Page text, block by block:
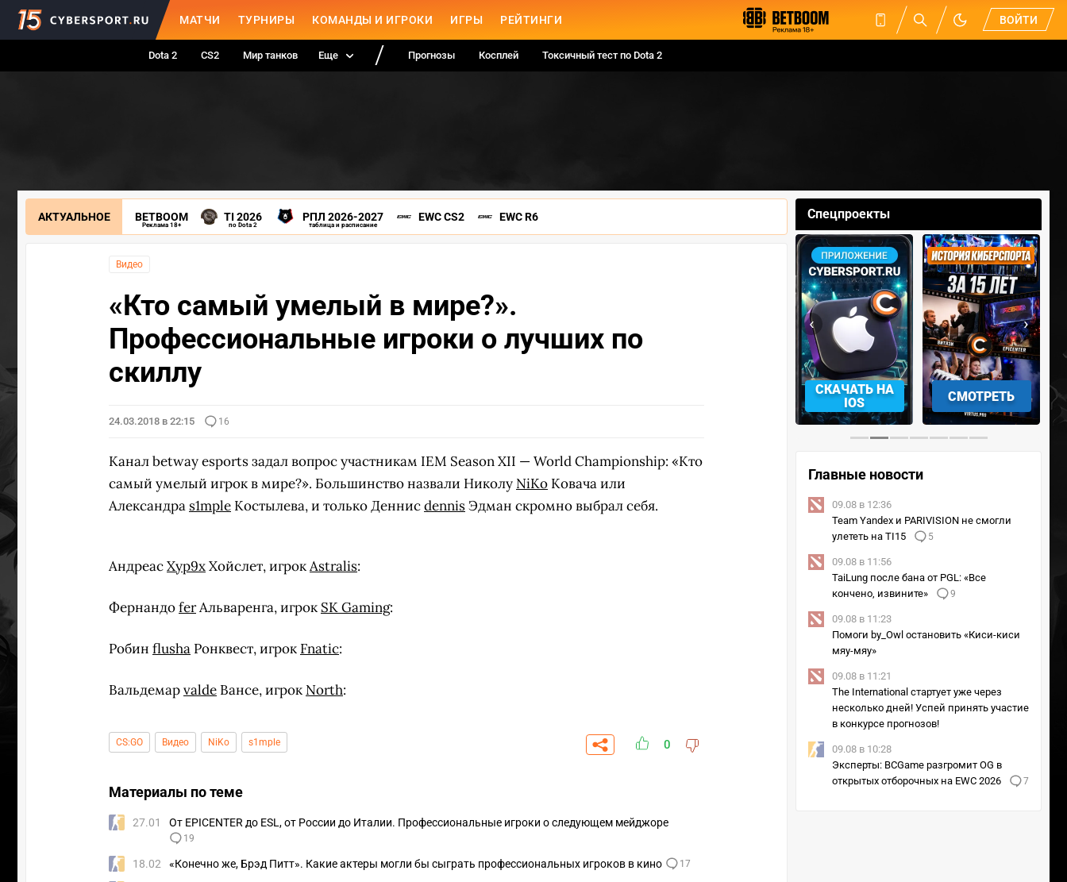
МАТЧИ ТУРНИРЫ КОМАНДЫ И ИГРОКИ ИГРЫ РЕЙТИНГИ ВОЙТИ
Dota 2 CS2 Мир танков Еще Прогнозы Косплей Токсичный тест по Dota 2
АКТУАЛЬНОЕ BETBOOM
Реклама 18+
TI 2026
по Dota 2
РПЛ 2026-2027
таблица и расписание
EWC CS2 EWC R6
Видео
«Кто самый умелый в мире?».
Профессиональные игроки о лучших по
скиллу
24.03.2018 в 22:15 16
Канал betway esports задал вопрос участникам IEM Season XII — World Championship: «Кто
самый умелый игрок в мире?». Большинство назвали Николу NiKo Ковача или
Александра s1mple Костылева, и только ДеннисdennisЭдман скромно выбрал себя.
АндреасXyp9xХойслет, игрокAstralis:
ФернандоferАльваренга, игрок SK Gaming:
Робин flusha Ронквест, игрок Fnatic:
Вальдемарvalde Вансе, игрок North:
CS:GO Видео NiKo s1mple 0
Материалы по теме
27.01 От EPICENTER до ESL, от России до Италии. Профессиональные игроки о следующем мейджоре
19
18.02 «Конечно же, Брэд Питт». Какие актеры могли бы сыграть профессиональных игроков в кино 17
Спецпроекты
СКАЧАТЬ НА
IOS
СМОТРЕТЬ
‹ ›
Главные новости
09.08 в 12:36
Team Yandex и PARIVISION не смогли
улететь на TI15
5
09.08 в 11:56
TaiLung после бана от PGL: «Все
кончено, извините»
9
09.08 в 11:23
Помоги by_Owl остановить «Киси-киси
мяу-мяу»
09.08 в 11:21
The International стартует уже через
несколько дней! Успей принять участие
в конкурсе прогнозов!
09.08 в 10:28
Эксперты: BCGame разгромит OG в
открытых отборочных на EWC 2026
7